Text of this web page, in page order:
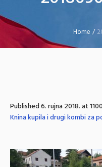
Home /
Published6. rujna 2018.at
Knina kupila i drugi kombi za